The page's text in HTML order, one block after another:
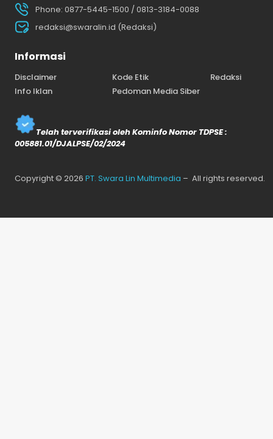
Phone: 0877-5445-1500 / 0813-3184-0088
redaksi@swaralin.id (Redaksi)
Informasi
Disclaimer Kode Etik
Redaksi
Info Iklan
Pedoman Media Siber
Telah terverifikasi oleh Kominfo Nomor TDPSE :
005881.01/DJALPSE/02/2024
Copyright © 2026 PT. Swara Lin Multimedia – All rights reserved.